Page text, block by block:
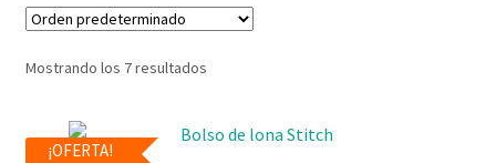
Ofertas
Novedades
Lista de deseos
Mostrando los 7 resultados
¡OFERTA!